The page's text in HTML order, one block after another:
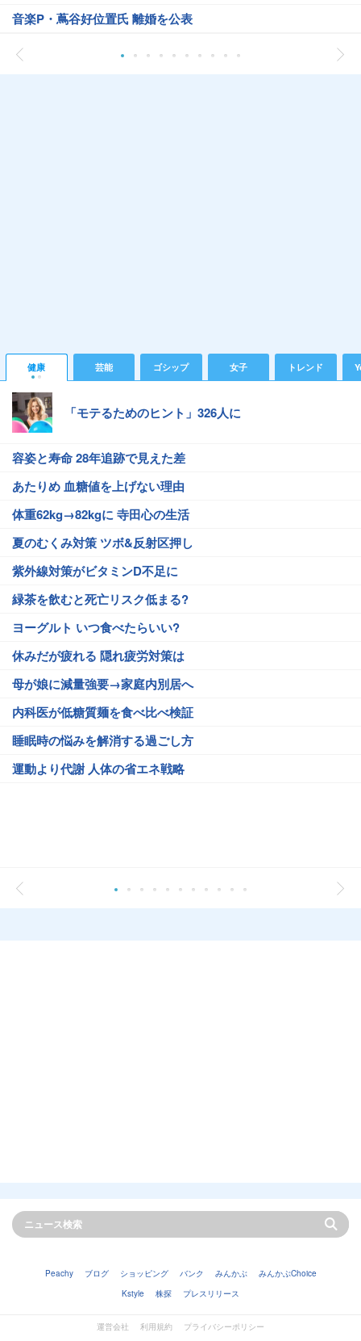
音楽P・蔦谷好位置氏 離婚を公表
健康 芸能 ゴシップ 女子 トレンド
「モテるためのヒント」326人に
容姿と寿命 28年追跡で見えた差
あたりめ 血糖値を上げない理由
体重62kg→82kgに 寺田心の生活
夏のむくみ対策 ツボ&反射区押し
紫外線対策がビタミンD不足に
緑茶を飲むと死亡リスク低まる?
ヨーグルト いつ食べたらいい?
休みだが疲れる 隠れ疲労対策は
母が娘に減量強要→家庭内別居へ
内科医が低糖質麺を食べ比べ検証
睡眠時の悩みを解消する過ごし方
運動より代謝 人体の省エネ戦略
Peachy ブログ ショッピング バンク みんかぶ
みんかぶChoice
Kstyle
株探 プレスリリース
運営会社 利用規約 プライバシーポリシー